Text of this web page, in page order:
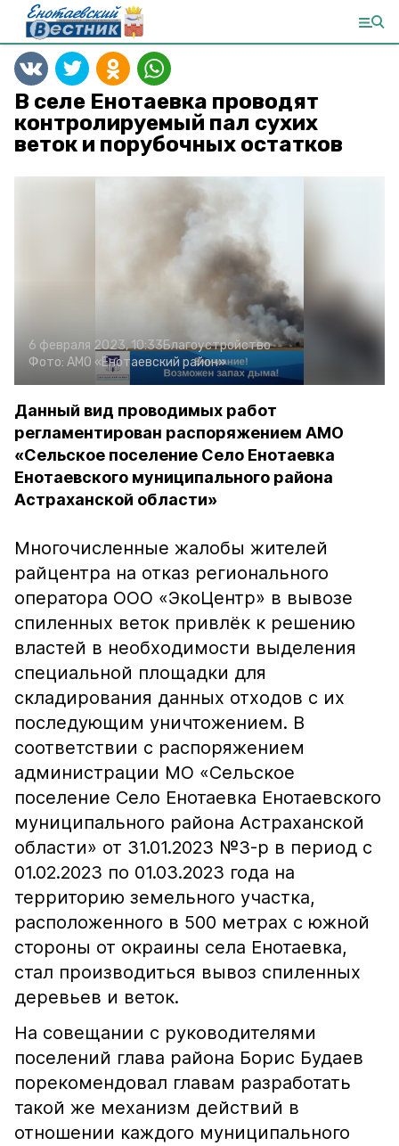
В селе Енотаевка проводят
контролируемый пал сухих
веток и порубочных остатков
6 февраля 2023, 10:33Благоустройство
Фото: АМО «Енотаевский район»
Данный вид проводимых работ
регламентирован распоряжением АМО
«Сельское поселение Село Енотаевка
Енотаевского муниципального района
Астраханской области»
Многочисленные жалобы жителей
райцентра на отказ регионального
оператора ООО «ЭкоЦентр» в вывозе
спиленных веток привлёк к решению
властей в необходимости выделения
специальной площадки для
складирования данных отходов с их
последующим уничтожением. В
соответствии с распоряжением
администрации МО «Сельское
поселение Село Енотаевка Енотаевского
муниципального района Астраханской
области» от 31.01.2023 №3-р в период с
01.02.2023 по 01.03.2023 года на
территорию земельного участка,
расположенного в 500 метрах с южной
стороны от окраины села Енотаевка,
стал производиться вывоз спиленных
деревьев и веток.
На совещании с руководителями
поселений глава района Борис Будаев
порекомендовал главам разработать
такой же механизм действий в
отношении каждого муниципального